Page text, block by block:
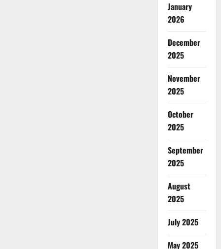
January
2026
December
2025
November
2025
October
2025
September
2025
August
2025
July 2025
May 2025